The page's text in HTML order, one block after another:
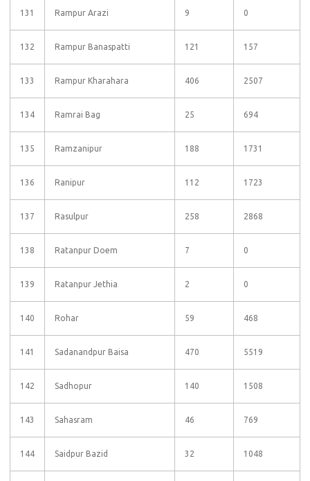
131 Rampur Arazi 9 0
132 Rampur Banaspatti 121 157
133 Rampur Kharahara 406 2507
134 Ramrai Bag 25 694
135 Ramzanipur 188 1731
136 Ranipur 112 1723
137 Rasulpur 258 2868
138 Ratanpur Doem 7 0
139 Ratanpur Jethia 2 0
140 Rohar 59 468
141 Sadanandpur Baisa 470 5519
142 Sadhopur 140 1508
143 Sahasram 46 769
144 Saidpur Bazid 32 1048